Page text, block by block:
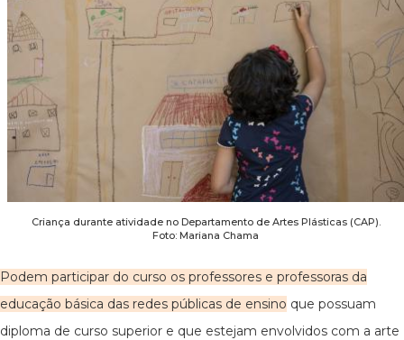
Criança durante atividade no Departamento de Artes Plásticas (CAP).
Foto: Mariana Chama
Podem participar do curso os professores e professoras da
educação básica das redes públicas de ensino que possuam
diploma de curso superior e que estejam envolvidos com a arte